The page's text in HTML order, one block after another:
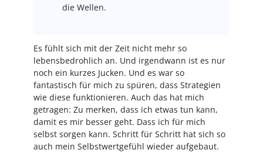
die Wellen.
Es fühlt sich mit der Zeit nicht mehr so
lebensbedrohlich an. Und irgendwann ist es nur
noch ein kurzes Jucken. Und es war so
fantastisch für mich zu spüren, dass Strategien
wie diese funktionieren. Auch das hat mich
getragen: Zu merken, dass ich etwas tun kann,
damit es mir besser geht. Dass ich für mich
selbst sorgen kann. Schritt für Schritt hat sich so
auch mein Selbstwertgefühl wieder aufgebaut.